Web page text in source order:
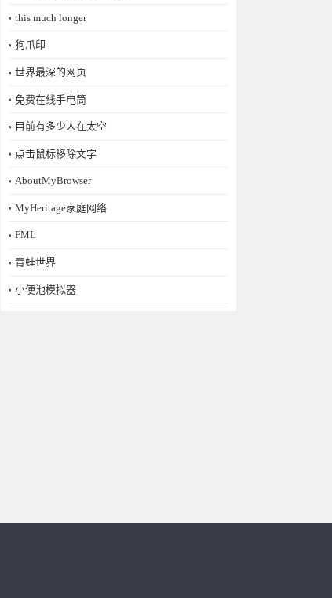
this much longer
狗爪印
世界最深的网页
免费在线手电筒
目前有多少人在太空
点击鼠标移除文字
AboutMyBrowser
MyHeritage家庭网络
FML
青蛙世界
小便池模拟器